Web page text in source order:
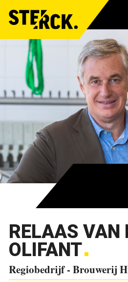
RELAAS VAN
OLIFANT
Regiobedrijf - Brouwerij